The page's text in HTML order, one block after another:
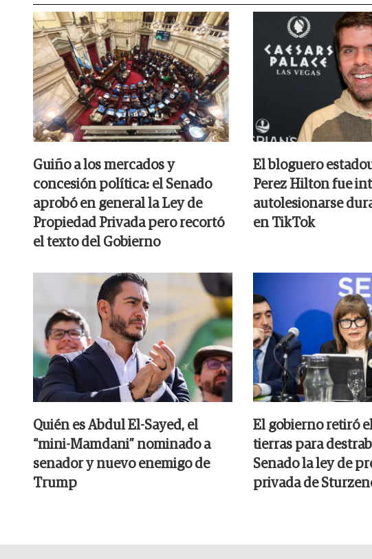
Guiño a los mercados y
concesión política: el Senado
aprobó en general la Ley de
Propiedad Privada pero recortó
el texto del Gobierno
El bloguero
Perez Hilton fue
autolesionarse
en TikTok
Quién es Abdul El-Sayed, el
“mini-Mamdani” nominado a
senador y nuevo enemigo de
Trump
El gobierno retiró
tierras para
Senado la ley de
privada de